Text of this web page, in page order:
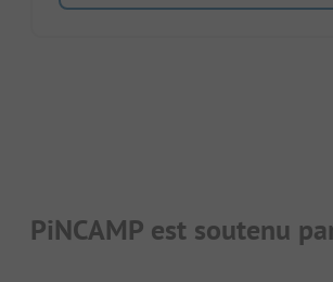
PiNCAMP est soutenu